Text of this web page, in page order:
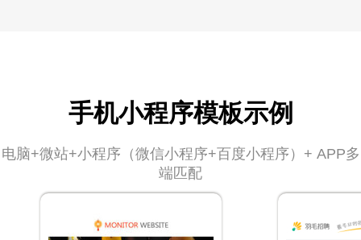
手机小程序模板示例
电脑+微站+小程序（微信小程序+百度小程序）+ APP多
端匹配